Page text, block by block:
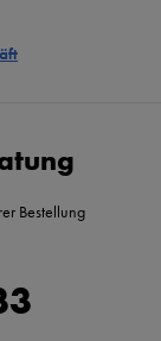
Bestellung